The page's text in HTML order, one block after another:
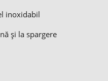
inoxidabil
și la spargere